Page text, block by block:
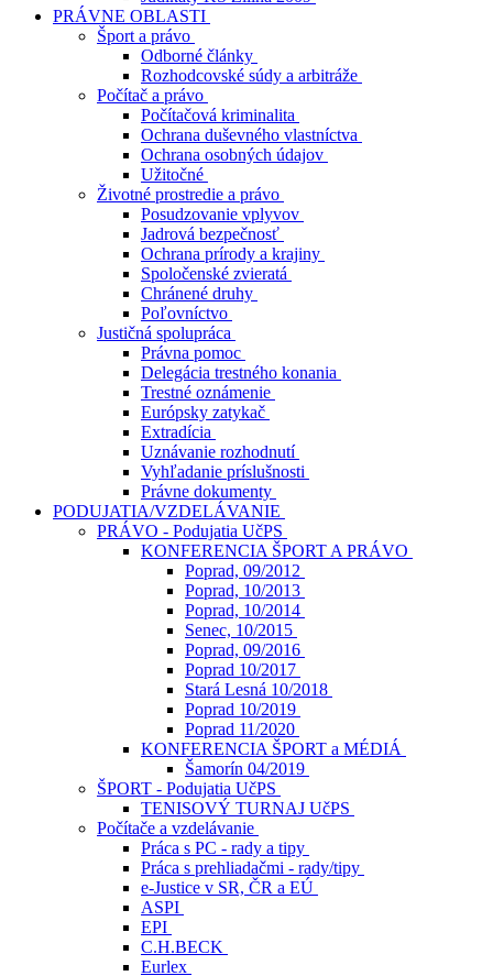
PRÁVNE OBLASTI
Šport a právo
Odborné články
Rozhodcovské súdy a arbitráže
Počítač a právo
Počítačová kriminalita
Ochrana duševného vlastníctva
Ochrana osobných údajov
Užitočné
Životné prostredie a právo
Posudzovanie vplyvov
Jadrová bezpečnosť
Ochrana prírody a krajiny
Spoločenské zvieratá
Chránené druhy
Poľovníctvo
Justičná spolupráca
Právna pomoc
Delegácia trestného konania
Trestné oznámenie
Európsky zatykač
Extradícia
Uznávanie rozhodnutí
Vyhľadanie príslušnosti
Právne dokumenty
PODUJATIA/VZDELÁVANIE
PRÁVO - Podujatia UčPS
KONFERENCIA ŠPORT A PRÁVO
Poprad, 09/2012
Poprad, 10/2013
Poprad, 10/2014
Senec, 10/2015
Poprad, 09/2016
Poprad 10/2017
Stará Lesná 10/2018
Poprad 10/2019
Poprad 11/2020
KONFERENCIA ŠPORT a MÉDIÁ
Šamorín 04/2019
ŠPORT - Podujatia UčPS
TENISOVÝ TURNAJ UčPS
Počítače a vzdelávanie
Práca s PC - rady a tipy
Práca s prehliadačmi - rady/tipy
e-Justice v SR, ČR a EÚ
ASPI
EPI
C.H.BECK
Eurlex